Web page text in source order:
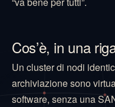
Cos’è, in una
Un cluster di nodi
archiviazione sono
software, senza una